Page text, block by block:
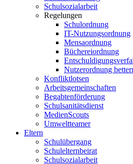
Schulsozialarbeit
Regelungen
Schulordnung
IT-Nutzungsordnung
Mensaordnung
Büchereiordnung
Nutzerordnung
Konfliktlotsen
Arbeitsgemeinschaften
Begabtenförderung
Schulsanitätsdienst
MedienScouts
Umweltteamer
Eltern
Schulübergang
Schulelternbeirat
Schulsozialarbeit